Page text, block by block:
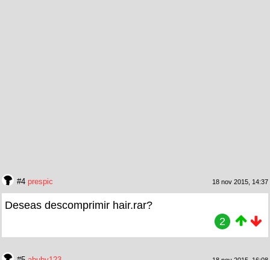
#4 prespic 18 nov 2015, 14:37
Deseas descomprimir hair.rar?
2